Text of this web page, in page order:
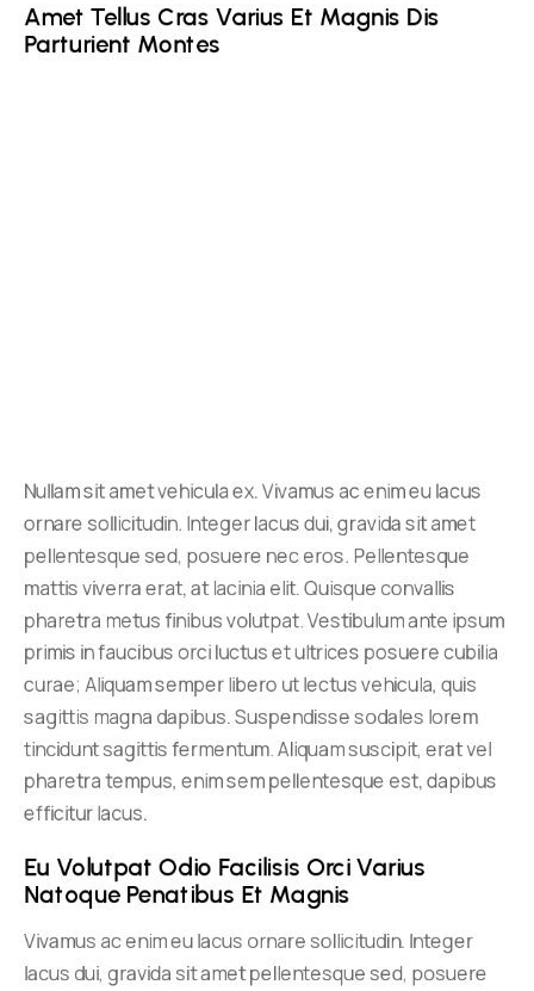
Amet Tellus Cras Varius Et Magnis Dis
Parturient Montes
Nullam sit amet vehicula ex. Vivamus ac enim eu lacus
ornare sollicitudin. Integer lacus dui, gravida sit amet
pellentesque sed, posuere nec eros. Pellentesque
mattis viverra erat, at lacinia elit. Quisque convallis
pharetra metus finibus volutpat. Vestibulum ante ipsum
primis in faucibus orci luctus et ultrices posuere cubilia
curae; Aliquam semper libero ut lectus vehicula, quis
sagittis magna dapibus. Suspendisse sodales lorem
tincidunt sagittis fermentum. Aliquam suscipit, erat vel
pharetra tempus, enim sem pellentesque est, dapibus
efficitur lacus.
Eu Volutpat Odio Facilisis Orci Varius
Natoque Penatibus Et Magnis
Vivamus ac enim eu lacus ornare sollicitudin. Integer
lacus dui, gravida sit amet pellentesque sed, posuere